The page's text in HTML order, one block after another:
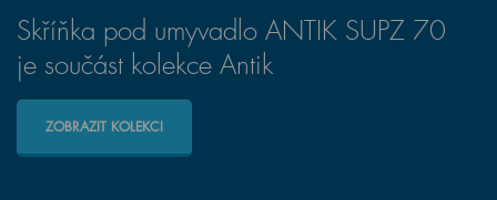
Skříňka pod umyvadlo ANTIK SUPZ 70
je součást kolekce Antik
ZOBRAZIT KOLEKCI